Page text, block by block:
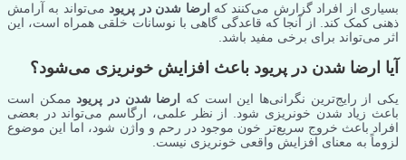
بسیاری از افراد گزارش می‌کنند که ارضا شدن در پریود می‌تواند به آرامش
ذهنی کمک کند. از آنجا که قاعدگی گاهی با نوسانات خلقی همراه است، این
اثر می‌تواند برای برخی مفید باشد.
آیا ارضا شدن در پریود باعث افزایش خونریزی می‌شود؟
یکی از رایج‌ترین نگرانی‌ها این است که ارضا شدن در پریود ممکن است
باعث زیاد شدن خونریزی شود. از نظر علمی، ارگاسم می‌تواند در بعضی
افراد باعث خروج سریع‌تر خون موجود در رحم و واژن شود، اما این موضوع
لزوماً به معنای افزایش واقعی خونریزی نیست.